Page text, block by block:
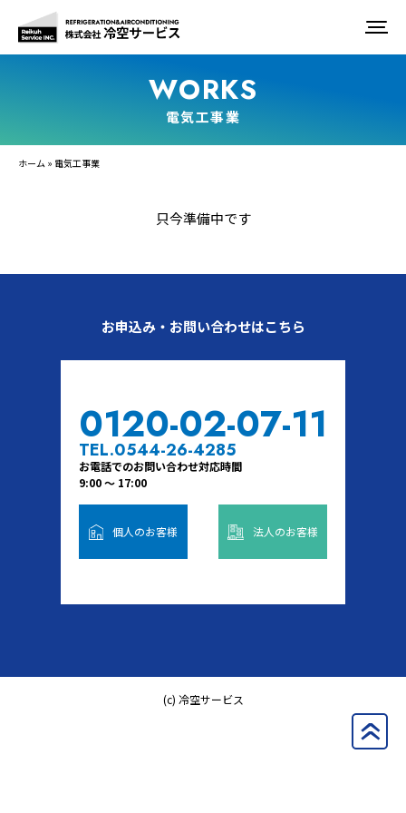
電気工事業
ホーム » 電気工事業
只今準備中です
»
お申込み・お問い合わせはこちら
0120-02-07-11
TEL.0544-26-4285
お電話でのお問い合わせ対応時間
9:00 ～ 17:00
個人のお客様 法人のお客様
(c) 冷空サービス